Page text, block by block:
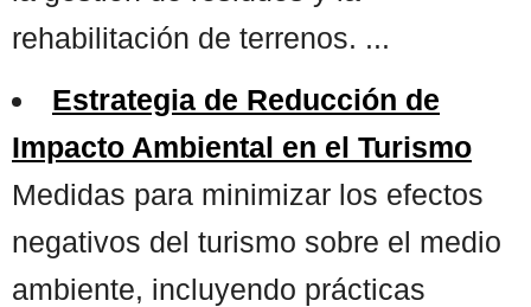
rehabilitación de terrenos. ...
Estrategia de Reducción de
Impacto Ambiental en el Turismo
Medidas para minimizar los efectos
negativos del turismo sobre el medio
ambiente, incluyendo prácticas